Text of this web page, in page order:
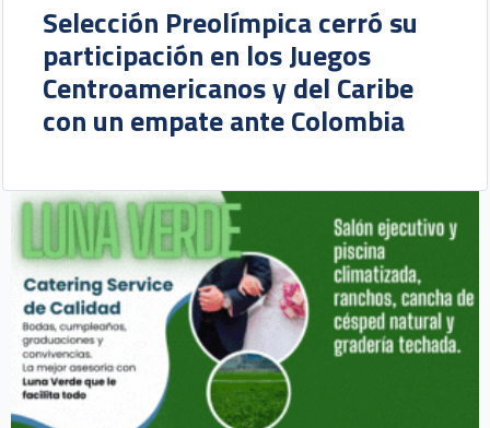
Selección Preolímpica cerró su
participación en los Juegos
Centroamericanos y del Caribe
con un empate ante Colombia